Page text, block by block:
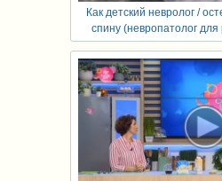
Как детский невролог /
спину (невропатолог для